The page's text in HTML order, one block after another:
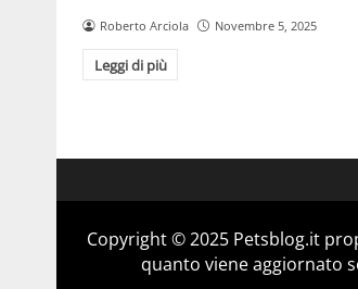
Roberto Arciola Novembre 5, 2025
Leggi di più
Copyright © 2025 Petsblog.it
quanto viene aggiornato